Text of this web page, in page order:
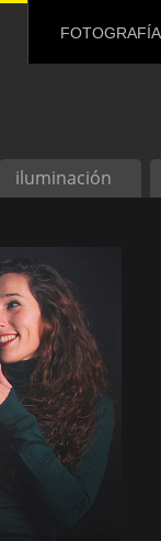
FOTOGRAFÍA
iluminación